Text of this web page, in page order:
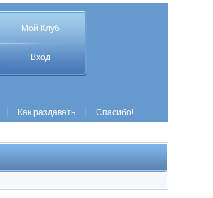
Мой Клуб
Вход
Как раздавать Спасибо!